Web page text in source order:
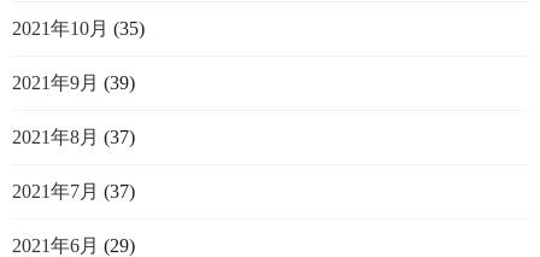
2021年10月 (35)
2021年9月 (39)
2021年8月 (37)
2021年7月 (37)
2021年6月 (29)